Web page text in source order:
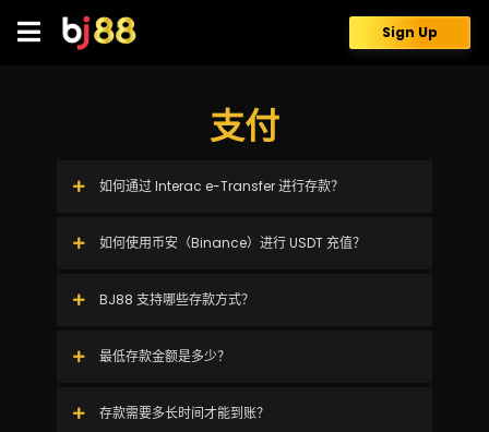
content
Sign Up
支付
如何通过 Interac e-Transfer 进行存款？
如何使用币安（Binance）进行 USDT 充值？
BJ88 支持哪些存款方式？
最低存款金额是多少？
存款需要多长时间才能到账？